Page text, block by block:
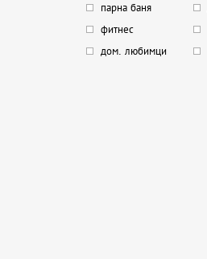
парна баня
фитнес
дом. любимци